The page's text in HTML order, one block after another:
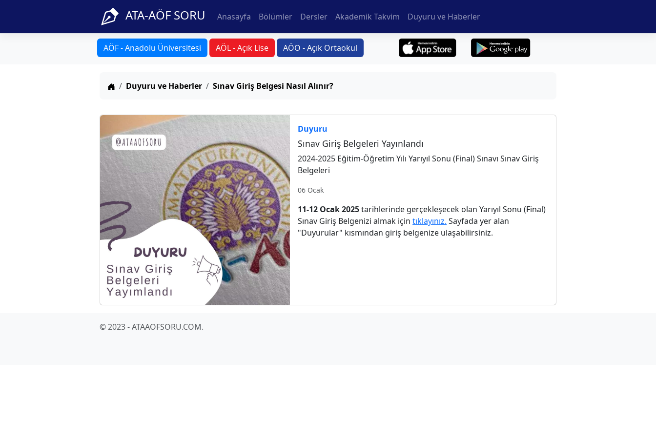
ATA-AÖF SORU Anasayfa Bölümler Dersler Akademik Takvim Duyuru ve Haberler
AÖF - Anadolu Üniversitesi AÖL - Açık Lise AÖO - Açık Ortaokul
Anasayfa
Duyuru ve Haberler Sınav Giriş Belgesi Nasıl Alınır?
Duyuru
Sınav Giriş Belgeleri Yayınlandı
2024-2025 Eğitim-Öğretim Yılı Yarıyıl Sonu (Final) Sınavı Sınav Giriş
Belgeleri
06 Ocak
11-12 Ocak 2025tarihlerinde gerçekleşecek olan Yarıyıl Sonu (Final)
Sınav Giriş Belgenizi almak içintıklayınız. Sayfada yer alan
"Duyurular" kısmından giriş belgenize ulaşabilirsiniz.
© 2023 - ATAAOFSORU.COM.